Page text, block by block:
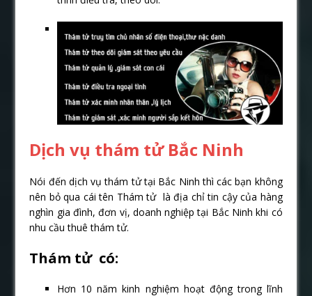
Dịch vụ thám tử Bắc Ninh
Nói đến dịch vụ thám tử tại Bắc Ninh thì các bạn không
nên bỏ qua cái tên Thám tử là địa chỉ tin cậy của hàng
nghìn gia đình, đơn vị, doanh nghiệp tại Bắc Ninh khi có
nhu cầu thuê thám tử.
Thám tử có:
Hơn 10 năm kinh nghiệm hoạt động trong lĩnh